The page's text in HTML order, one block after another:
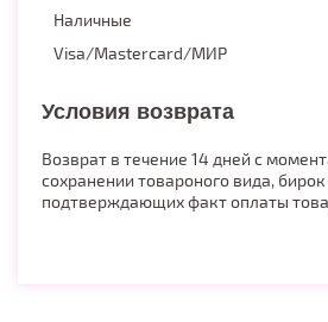
Наличные
Visa/Mastercard/МИР
Условия возврата
Возврат в течение 14 дней с
сохранении товароного вида,
подтверждающих факт оплаты